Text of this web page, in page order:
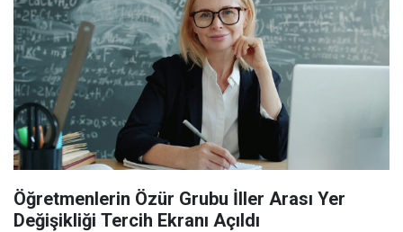
Öğretmenlerin Özür Grubu İller Arası Yer
Değişikliği Tercih Ekranı Açıldı